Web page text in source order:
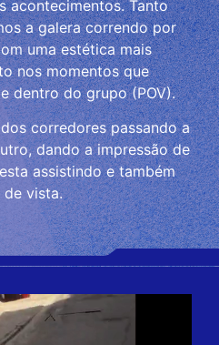
acontecimentos. Tanto
a galera correndo por
uma estética mais
nos momentos que
dentro do grupo (POV).
corredores passando a
dando a impressão de
assistindo e também
vista.